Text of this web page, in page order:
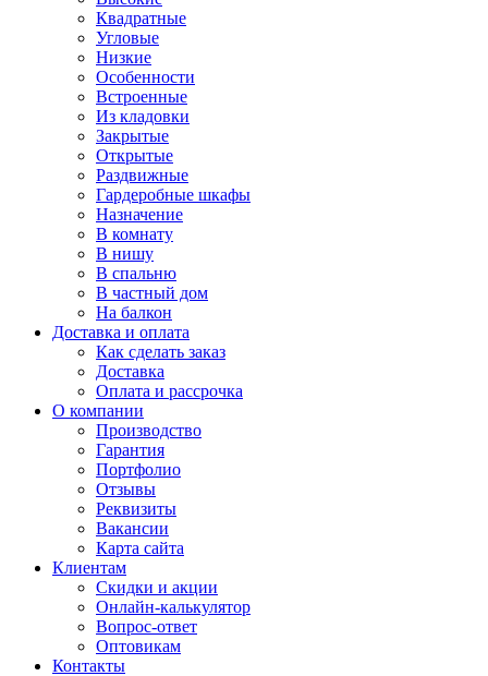
Квадратные
Угловые
Низкие
Особенности
Встроенные
Из кладовки
Закрытые
Открытые
Раздвижные
Гардеробные шкафы
Назначение
В комнату
В нишу
В спальню
В частный дом
На балкон
Доставка и оплата
Как сделать заказ
Доставка
Оплата и рассрочка
О компании
Производство
Гарантия
Портфолио
Отзывы
Реквизиты
Вакансии
Карта сайта
Клиентам
Скидки и акции
Онлайн-калькулятор
Вопрос-ответ
Оптовикам
Контакты